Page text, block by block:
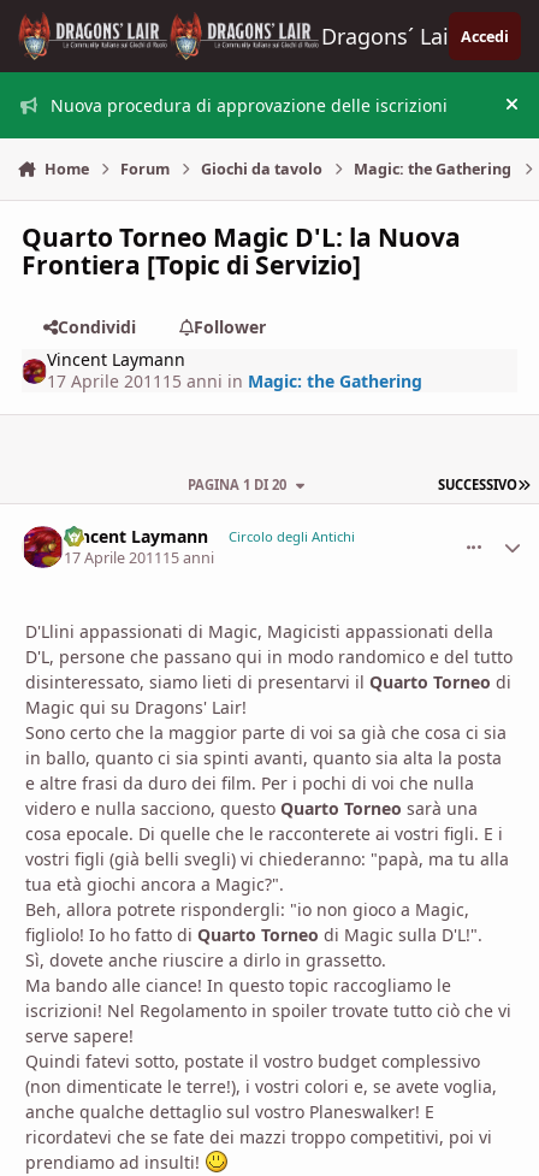
Vai al contenuto
Dragons´ Lair Accedi
Nuova procedura di approvazione delle iscrizioni
Home Forum Giochi da tavolo Magic: the Gathering
Quarto Torneo Magic D'L: la Nuova
Frontiera [Topic di Servizio]
Condividi
Follower
Vincent Laymann
17 Aprile 2011 15 anni in Magic: the Gathering
SUCCESSIVO
PAGINA 1 DI 20
Vincent Laymann Circolo degli Antichi
17 Aprile 201115 anni
D'Llini appassionati di Magic, Magicisti appassionati della
D'L, persone che passano qui in modo randomico e del tutto
disinteressato, siamo lieti di presentarvi il Quarto Torneo di
Magic qui su Dragons' Lair!
Sono certo che la maggior parte di voi sa già che cosa ci sia
in ballo, quanto ci sia spinti avanti, quanto sia alta la posta
e altre frasi da duro dei film. Per i pochi di voi che nulla
videro e nulla sacciono, questo Quarto Torneo sarà una
cosa epocale. Di quelle che le racconterete ai vostri figli. E i
vostri figli (già belli svegli) vi chiederanno: "papà, ma tu alla
tua età giochi ancora a Magic?".
Beh, allora potrete rispondergli: "io non gioco a Magic,
figliolo! Io ho fatto di Quarto Torneo di Magic sulla D'L!".
Sì, dovete anche riuscire a dirlo in grassetto.
Ma bando alle ciance! In questo topic raccogliamo le
iscrizioni! Nel Regolamento in spoiler trovate tutto ciò che vi
serve sapere!
Quindi fatevi sotto, postate il vostro budget complessivo
(non dimenticate le terre!), i vostri colori e, se avete voglia,
anche qualche dettaglio sul vostro Planeswalker! E
ricordatevi che se fate dei mazzi troppo competitivi, poi vi
prendiamo ad insulti!